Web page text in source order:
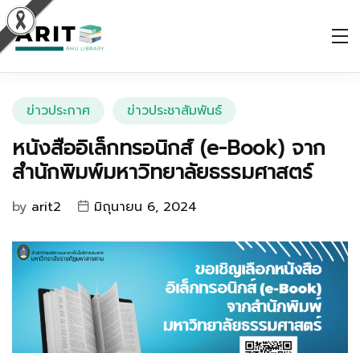
ข่าวประกาศ ข่าวประชาสัมพันธ์
หนังสืออิเล็กทรอนิกส์ (e-Book) จาก
สำนักพิมพ์มหาวิทยาลัยธรรมศาสตร์
by arit2 มิถุนายน 6, 2024